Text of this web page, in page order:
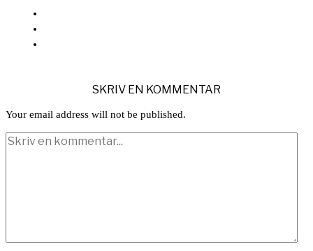
SKRIV EN KOMMENTAR
Your email address will not be published.